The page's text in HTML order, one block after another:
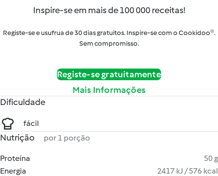
Inspire-se em mais de 100 000 receitas!
Registe-se e usufrua de 30 dias gratuitos. Inspire-se com o Cookidoo®.
Sem compromisso.
Registe-se gratuitamente
Mais Informações
Dificuldade
fácil
Nutrição por 1 porção
Proteína
50 g
Energia
2417 kJ / 576 kcal